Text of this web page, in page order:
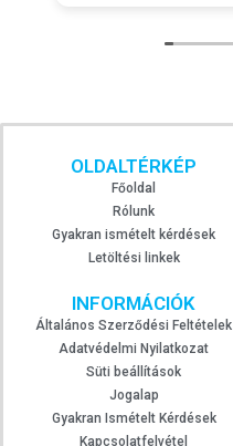
OLDALTÉRKÉP
Főoldal
Rólunk
Gyakran ismételt kérdések
Letöltési linkek
INFORMÁCIÓK
Általános Szerződési Feltételek
Adatvédelmi Nyilatkozat
Süti beállítások
Jogalap
Gyakran Ismételt Kérdések
Kapcsolatfelvétel